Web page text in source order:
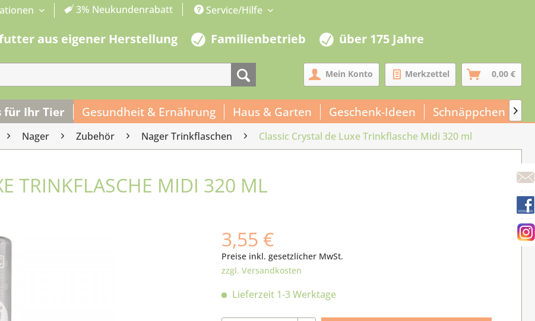
3% Neukundenrabatt Service/Hilfe
aus eigener Herstellung Familienbetrieb über 175 Jahre
Mein Konto Merkzettel 0,00 €
für Ihr Tier Gesundheit & Ernährung Haus & Garten Geschenk-Ideen Schnäppchen 
Nager Zubehör Nager Trinkflaschen Classic Crystal de Luxe Trinkflasche Midi 320 ml
TRINKFLASCHE MIDI 320 ML
3,55 €
Preise inkl. gesetzlicher MwSt.
zzgl. Versandkosten
Lieferzeit 1-3 Werktage